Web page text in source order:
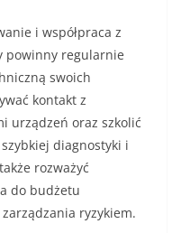
i współpraca z
powinny regularnie
swoich
kontakt z
urządzeń oraz szkolić
diagnostyki i
rozważyć
do budżetu
ryzykiem.